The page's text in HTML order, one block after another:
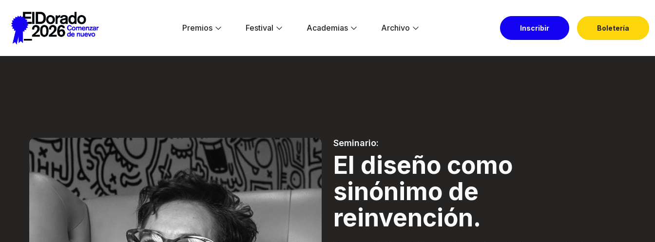
Premios
Festival Academias Archivo Inscribir Boletería
Seminario:
El diseño como
sinónimo de
reinvención.